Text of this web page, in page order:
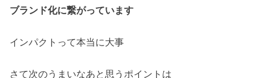
ブランド化に繋がっています
インパクトって本当に大事
さて次のうまいなあと思うポイントは